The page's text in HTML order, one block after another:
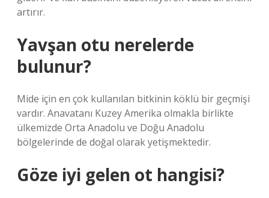
artırır.
Yavşan otu nerelerde
bulunur?
Mide için en çok kullanılan bitkinin köklü bir geçmişi
vardır. Anavatanı Kuzey Amerika olmakla birlikte
ülkemizde Orta Anadolu ve Doğu Anadolu
bölgelerinde de doğal olarak yetişmektedir.
Göze iyi gelen ot hangisi?